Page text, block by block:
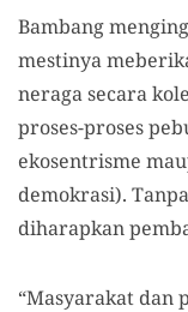
Bambang
mestinya
neraga secara
proses-proses
ekosentrisme
demokrasi).
diharapkan
“Masyarakat dan